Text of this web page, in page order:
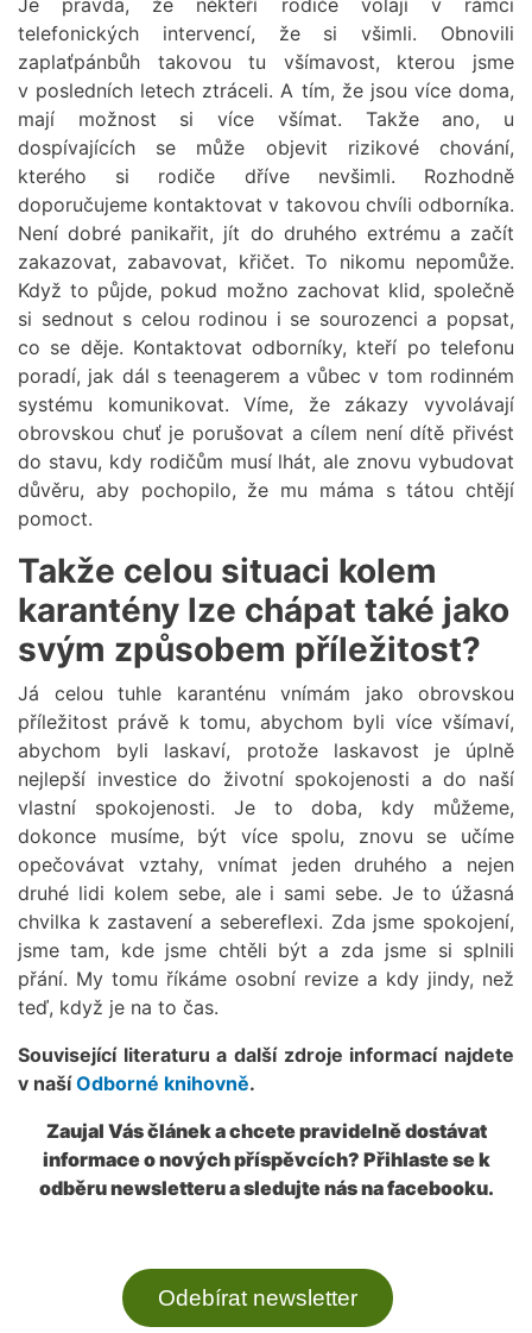
telefonických intervencí, že si všimli. Obnovili
zaplaťpánbůh takovou tu všímavost, kterou jsme
v posledních letech ztráceli. A tím, že jsou více doma,
mají možnost si více všímat. Takže ano, u
dospívajících se může objevit rizikové chování,
kterého si rodiče dříve nevšimli. Rozhodně
doporučujeme kontaktovat v takovou chvíli odborníka.
Není dobré panikařit, jít do druhého extrému a začít
zakazovat, zabavovat, křičet. To nikomu nepomůže.
Když to půjde, pokud možno zachovat klid, společně
si sednout s celou rodinou i se sourozenci a popsat,
co se děje. Kontaktovat odborníky, kteří po telefonu
poradí, jak dál s teenagerem a vůbec v tom rodinném
systému komunikovat. Víme, že zákazy vyvolávají
obrovskou chuť je porušovat a cílem není dítě přivést
do stavu, kdy rodičům musí lhát, ale znovu vybudovat
důvěru, aby pochopilo, že mu máma s tátou chtějí
pomoct.
Takže celou situaci kolem
karantény lze chápat také jako
svým způsobem příležitost?
Já celou tuhle karanténu vnímám jako obrovskou
příležitost právě k tomu, abychom byli více všímaví,
abychom byli laskaví, protože laskavost je úplně
nejlepší investice do životní spokojenosti a do naší
vlastní spokojenosti. Je to doba, kdy můžeme,
dokonce musíme, být více spolu, znovu se učíme
opečovávat vztahy, vnímat jeden druhého a nejen
druhé lidi kolem sebe, ale i sami sebe. Je to úžasná
chvilka k zastavení a sebereflexi. Zda jsme spokojení,
jsme tam, kde jsme chtěli být a zda jsme si splnili
přání. My tomu říkáme osobní revize a kdy jindy, než
teď, když je na to čas.
Související literaturu a další zdroje informací najdete
v našíOdborné knihovně.
Zaujal Vás článek a chcete pravidelně dostávat
informace o nových příspěvcích? Přihlaste se k
odběru newsletteru a sledujte nás na facebooku.
Odebírat newsletter